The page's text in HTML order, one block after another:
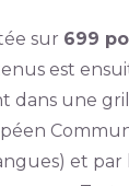
sur 699
est
dans une
et par